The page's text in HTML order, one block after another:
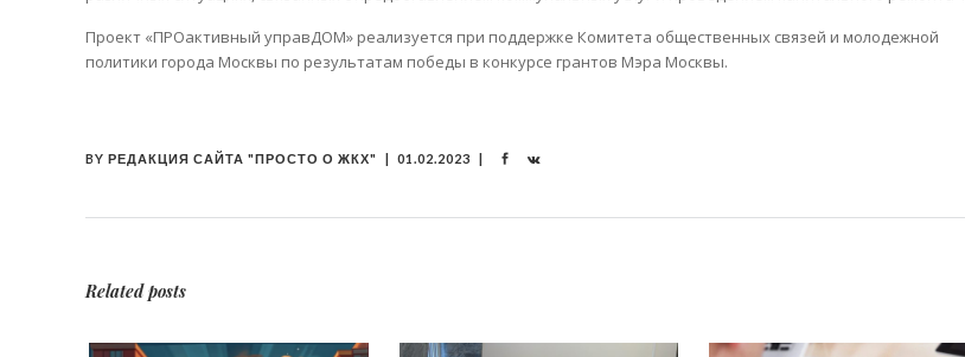
Проект «ПРОактивный управДОМ» реализуется при поддержке Комитета общественных связей и молодежной
политики города Москвы по результатам победы в конкурсе грантов Мэра Москвы.
BY РЕДАКЦИЯ САЙТА "ПРОСТО О ЖКХ" 01.02.2023
Related posts